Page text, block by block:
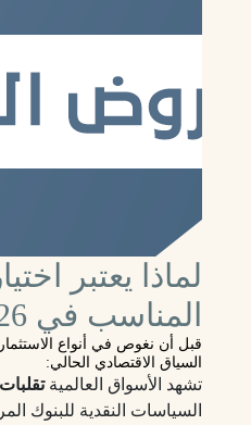
لماذا يعتبر
المناسب في 2026 مهمًا؟
قبل أن نغوص في أنواع
السياق الاقتصادي الحالي:
تشهد الأسواق العالمية
السياسات النقدية للبنوك